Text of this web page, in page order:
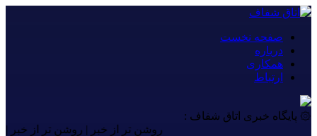
صفحه نخست
درباره
همکاری
ارتباط
۞ پایگاه خبری اتاق شفاف :
روشن تر از خبر | روشن تر از خبر |